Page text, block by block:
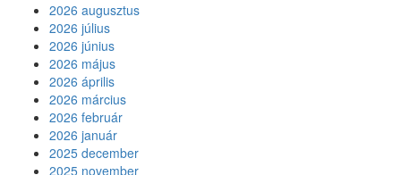
2026 augusztus
2026 július
2026 június
2026 május
2026 április
2026 március
2026 február
2026 január
2025 december
2025 november